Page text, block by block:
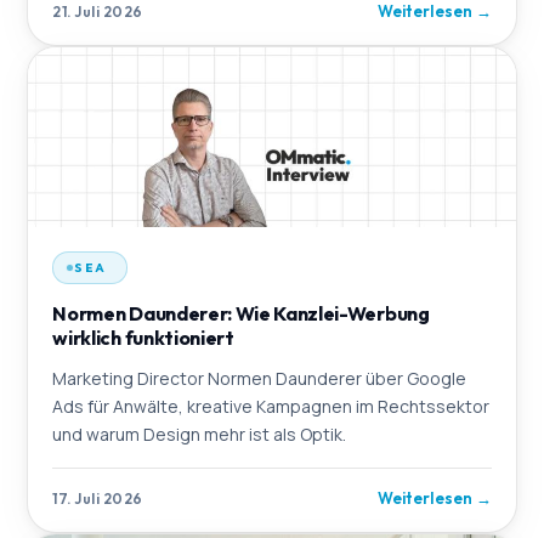
21. Juli 2026 Weiterlesen →
SEA
Normen Daunderer: Wie Kanzlei-Werbung
wirklich funktioniert
Marketing Director Normen Daunderer über Google
Ads für Anwälte, kreative Kampagnen im Rechtssektor
und warum Design mehr ist als Optik.
17. Juli 2026 Weiterlesen →